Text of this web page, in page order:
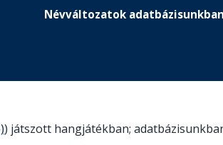
Névváltozatok
) játszott hangjátékban;